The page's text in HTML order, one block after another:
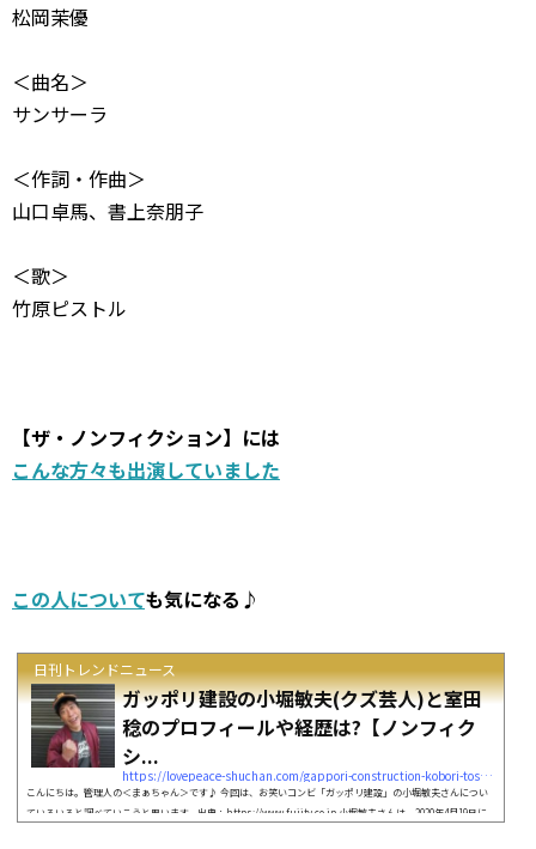
松岡茉優
＜曲名＞
サンサーラ
＜作詞・作曲＞
山口卓馬、書上奈朋子
＜歌＞
竹原ピストル
【ザ・ノンフィクション】には
こんな方々も出演していました
この人についても気になる♪
日刊トレンドニュース
ガッポリ建設の小堀敏夫(クズ芸人)と室田
稔のプロフィールや経歴は?【ノンフィク
シ...
https://lovepeace-shuchan.com/gappori-construction-kobori-toshio-14629
こんにちは。管理人の＜まぁちゃん＞です♪ 今回は、お笑いコンビ「ガッポリ建設」の小堀敏夫さんについ
ていろいろと調べていこうと思います。出典：https://www.fujitv.co.jp 小堀敏夫さんは、2020年4月19日に